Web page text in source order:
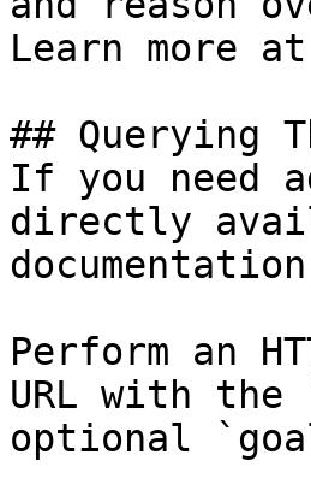
Learn more
## Querying
If you need
directly
Perform an
URL with the
optional